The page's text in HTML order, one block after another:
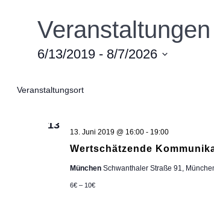
Veranstaltungen
6/13/2019 - 8/7/2026
Ändern
Veranstaltungen
Veranstaltungsort
Juni 2019
13
Wertschätzende
13. Juni 2019 @ 16:00- 19:00
München Schwanthaler Straße 91,
6€ – 10€